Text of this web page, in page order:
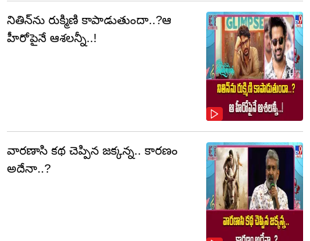
నితిన్‌ను రుక్మిణి కాపాడుతుందా..?ఆ
హీరోపైనే ఆశలన్నీ..!
వారణాసి కథ చెప్పిన జక్కన్న.. కారణం
అదేనా..?